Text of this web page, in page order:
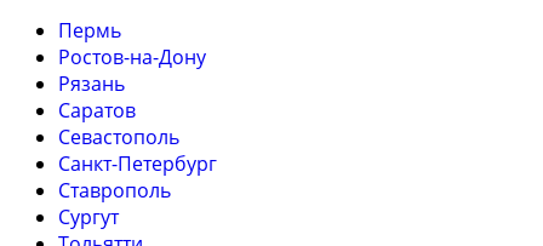
Пермь
Ростов-на-Дону
Рязань
Саратов
Севастополь
Санкт-Петербург
Ставрополь
Сургут